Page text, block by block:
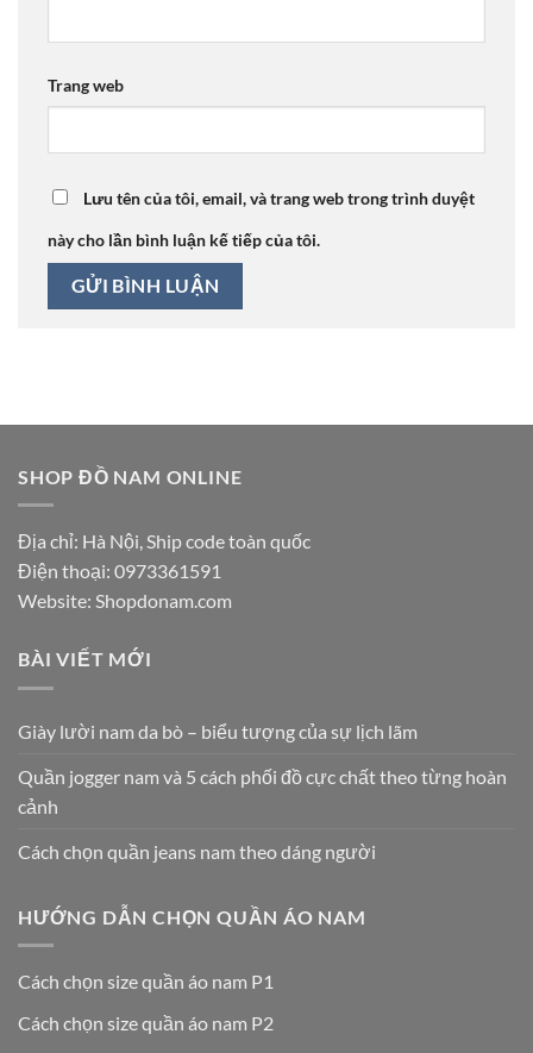
Trang web
Lưu tên của tôi, email, và trang web trong trình duyệt
này cho lần bình luận kế tiếp của tôi.
SHOP ĐỒ NAM ONLINE
Địa chỉ: Hà Nội, Ship code toàn quốc
Điện thoại: 0973361591
Website: Shopdonam.com
BÀI VIẾT MỚI
Giày lười nam da bò – biểu tượng của sự lịch lãm
Quần jogger nam và 5 cách phối đồ cực chất theo từng hoàn
cảnh
Cách chọn quần jeans nam theo dáng người
HƯỚNG DẪN CHỌN QUẦN ÁO NAM
Cách chọn size quần áo nam P1
Cách chọn size quần áo nam P2